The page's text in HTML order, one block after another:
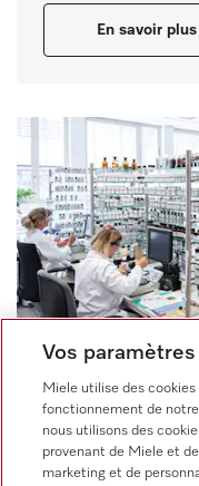
En savoir plus
LABORATOIRES
Symrise
Vos
Miele utilise des
fonctionnement de
nous utilisons des
provenant de Miele et
marketing et de